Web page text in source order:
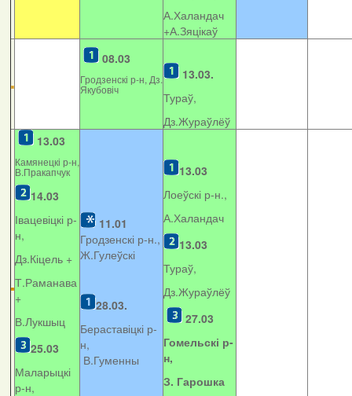
А.Халандач
+А.Зяцікаў
08.03
Гродзенскі р-н, Дз.
Якубовіч
13.03.
Тураў,
Дз.Жураўлёў
13.03
Камянецкі р-н,
В.Пракапчук
14.03
Івацевіцкі р-
н,
Дз.Кіцель +
Т.Раманава
+
В.Лукшыц
25.03
Маларыцкі
р-н,
11.01
Гродзенскі р-н.,
Ж.Гулеўскі
28.03.
Бераставіцкі р-
н,
В.Гуменны
13.03
Лоеўскі р-н.,
А.Халандач
13.03
Тураў,
Дз.Жураўлёў
27.03
Гомельскі р-
н,
З. Гарошка